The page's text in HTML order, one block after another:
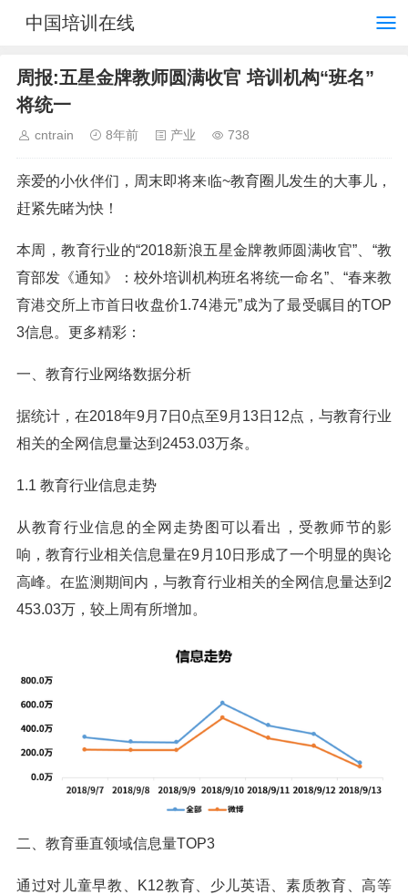
中国培训在线
周报:五星金牌教师圆满收官 培训机构“班名”
将统一
cntrain 8年前 产业 738
亲爱的小伙伴们，周末即将来临~教育圈儿发生的大事儿，
赶紧先睹为快！
本周，教育行业的“2018新浪五星金牌教师圆满收官”、“教
育部发《通知》：校外培训机构班名将统一命名”、“春来教
育港交所上市首日收盘价1.74港元”成为了最受瞩目的TOP
3信息。更多精彩：
一、教育行业网络数据分析
据统计，在2018年9月7日0点至9月13日12点，与教育行业
相关的全网信息量达到2453.03万条。
1.1 教育行业信息走势
从教育行业信息的全网走势图可以看出，受教师节的影
响，教育行业相关信息量在9月10日形成了一个明显的舆论
高峰。在监测期间内，与教育行业相关的全网信息量达到2
453.03万，较上周有所增加。
二、教育垂直领域信息量TOP3
通过对儿童早教、K12教育、少儿英语、素质教育、高等